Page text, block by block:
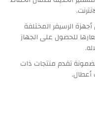
الرسيفر المختلفة
للحصول على الجهاز
تقدم منتجات ذات